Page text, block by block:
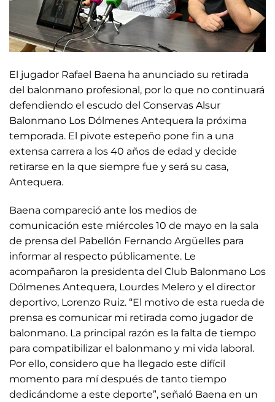
El jugador Rafael Baena ha anunciado su retirada
del balonmano profesional, por lo que no continuará
defendiendo el escudo del Conservas Alsur
Balonmano Los Dólmenes Antequera la próxima
temporada. El pivote estepeño pone fin a una
extensa carrera a los 40 años de edad y decide
retirarse en la que siempre fue y será su casa,
Antequera.
Baena compareció ante los medios de
comunicación este miércoles 10 de mayo en la sala
de prensa del Pabellón Fernando Argüelles para
informar al respecto públicamente. Le
acompañaron la presidenta del Club Balonmano Los
Dólmenes Antequera, Lourdes Melero y el director
deportivo, Lorenzo Ruiz. “El motivo de esta rueda de
prensa es comunicar mi retirada como jugador de
balonmano. La principal razón es la falta de tiempo
para compatibilizar el balonmano y mi vida laboral.
Por ello, considero que ha llegado este difícil
momento para mí después de tanto tiempo
dedicándome a este deporte”, señaló Baena en un